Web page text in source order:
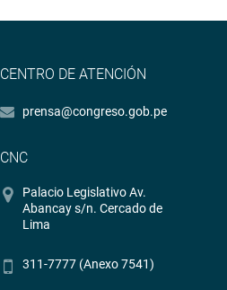
CENTRO DE ATENCIÓN
prensa@congreso.gob.pe
CNC
Palacio Legislativo Av.
Abancay s/n. Cercado de
Lima
311-7777 (Anexo 7541)